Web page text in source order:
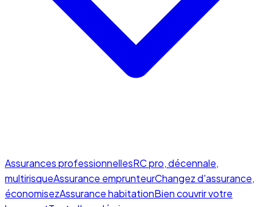
Assurances professionnellesRC pro, décennale,
multirisqueAssurance emprunteurChangez d'assurance,
économisezAssurance habitationBien couvrir votre